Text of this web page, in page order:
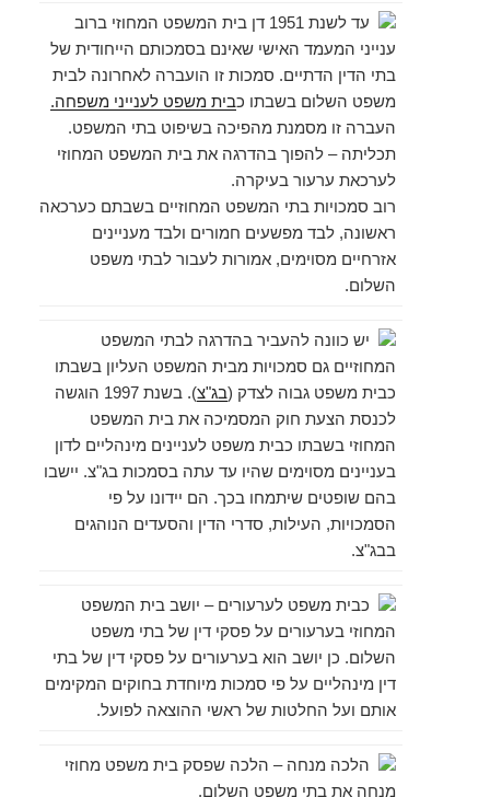
עד לשנת ‏1951 דן בית המשפט המחוזי ברוב
ענייני המעמד האישי שאינם בסמכותם הייחודית של
בתי הדין הדתיים. סמכות זו הועברה לאחרונה לבית
משפט השלום בשבתו כבית משפט לענייני משפחה.
העברה זו מסמנת מהפיכה בשיפוט בתי המשפט.
תכליתה – להפוך בהדרגה את בית המשפט המחוזי
לערכאת ערעור בעיקרה.
רוב סמכויות בתי המשפט המחוזיים בשבתם כערכאה
ראשונה, לבד מפשעים חמורים ולבד מעניינים
אזרחיים מסוימים, אמורות לעבור לבתי משפט
השלום.
יש כוונה להעביר בהדרגה לבתי המשפט
המחוזיים גם סמכויות מבית המשפט העליון בשבתו
כבית משפט גבוה לצדק (בג"צ
). בשנת ‏1997 הוגשה
לכנסת הצעת חוק המסמיכה את בית המשפט
המחוזי בשבתו כבית משפט לעניינים מינהליים לדון
בעניינים מסוימים שהיו עד עתה בסמכות בג"צ. יישבו
בהם שופטים שיתמחו בכך. הם יידונו על פי
הסמכויות, העילות, סדרי הדין והסעדים הנוהגים
בבג"צ.
כבית משפט לערעורים – יושב בית המשפט
המחוזי בערעורים על פסקי דין של בתי משפט
השלום. כן יושב הוא בערעורים על פסקי דין של בתי
דין מינהליים על פי סמכות מיוחדת בחוקים המקימים
אותם ועל החלטות של ראשי ההוצאה לפועל.
הלכה מנחה – הלכה שפסק בית משפט מחוזי
מנחה את בתי משפט השלום.